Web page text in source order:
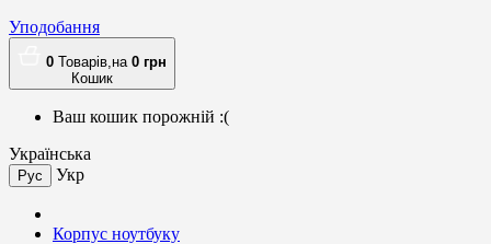
Уподобання
0 Товарів,на 0 грн
Кошик
Ваш кошик порожній :(
Українська
Рус Укр
Корпус ноутбуку